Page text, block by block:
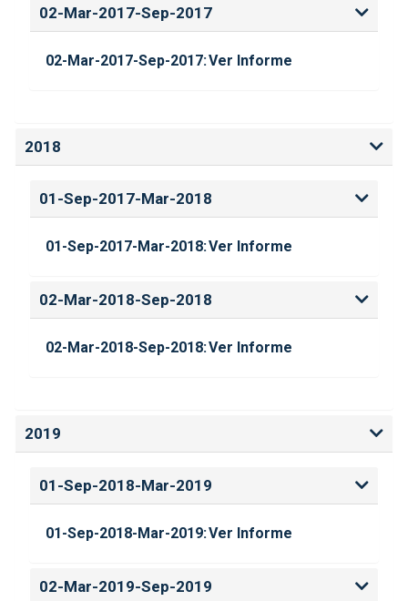
02-Mar-2017-Sep-2017
02-Mar-2017-Sep-2017:Ver Informe
2018
01-Sep-2017-Mar-2018
01-Sep-2017-Mar-2018:Ver Informe
02-Mar-2018-Sep-2018
02-Mar-2018-Sep-2018:Ver Informe
2019
01-Sep-2018-Mar-2019
01-Sep-2018-Mar-2019:Ver Informe
02-Mar-2019-Sep-2019